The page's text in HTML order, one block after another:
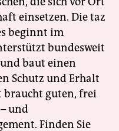
einsetzen. Die taz
beginnt im
bundesweit
baut einen
Schutz und Erhalt
braucht guten, frei
und
Finden Sie